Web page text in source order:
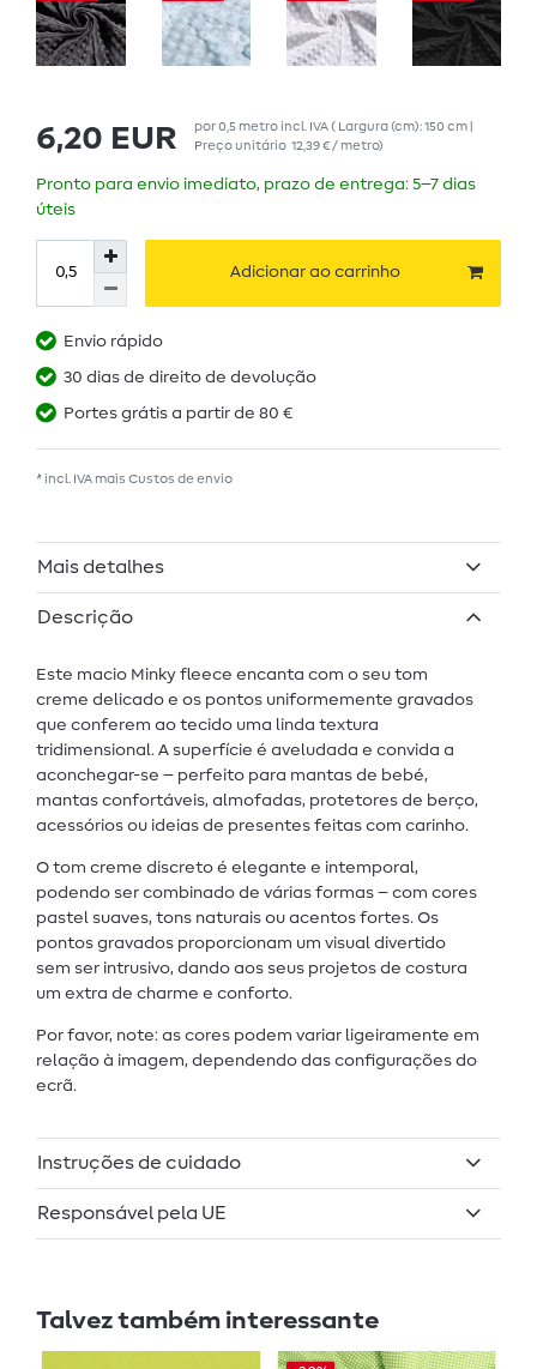
6,20 EUR por0,5 metroincl. IVA( Largura (cm): 150 cm |
Preço unitário 12,39 € / metro)
Pronto para envio imediato, prazo de entrega: 5–7 dias
úteis
Adicionar ao carrinho
Envio rápido
30 dias de direito de devolução
Portes grátis a partir de 80 €
* incl. IVA mais Custos de envio
Mais detalhes
Descrição
Este macio Minky fleece encanta com o seu tom
creme delicado e os pontos uniformemente gravados
que conferem ao tecido uma linda textura
tridimensional. A superfície é aveludada e convida a
aconchegar-se – perfeito para mantas de bebé,
mantas confortáveis, almofadas, protetores de berço,
acessórios ou ideias de presentes feitas com carinho.
O tom creme discreto é elegante e intemporal,
podendo ser combinado de várias formas – com cores
pastel suaves, tons naturais ou acentos fortes. Os
pontos gravados proporcionam um visual divertido
sem ser intrusivo, dando aos seus projetos de costura
um extra de charme e conforto.
Por favor, note: as cores podem variar ligeiramente em
relação à imagem, dependendo das configurações do
ecrã.
Instruções de cuidado
Responsável pela UE
Talvez também interessante